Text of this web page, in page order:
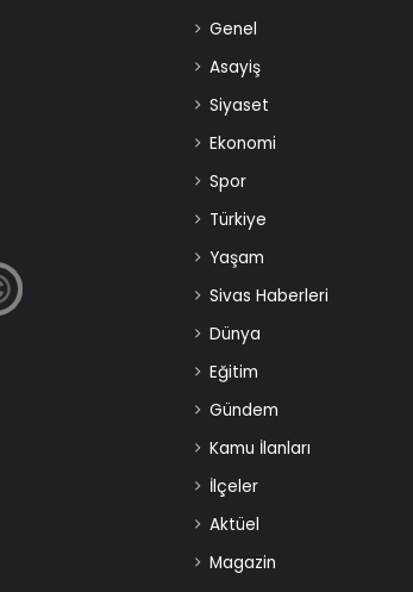
Genel
Asayiş
Siyaset
Ekonomi
Spor
Türkiye
Yaşam
Sivas Haberleri
Dünya
Eğitim
Gündem
Kamu İlanları
İlçeler
Aktüel
Magazin